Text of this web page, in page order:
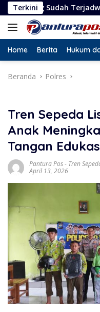
Langsung
ke
konten
Terkini
Terjadwal Triv
Home Berita Hukum
Beranda Polres
Tren Sepeda
Anak
Tangan
Pantura Pos- Tren
April 13, 2026